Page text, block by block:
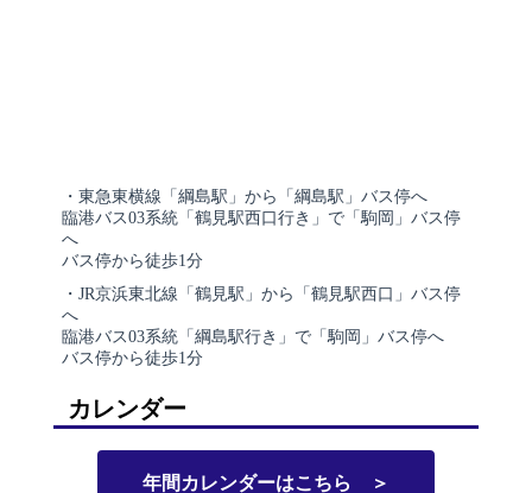
・東急東横線「綱島駅」から「綱島駅」バス停へ
臨港バス03系統「鶴見駅西口行き」で「駒岡」バス停
へ
バス停から徒歩1分
・JR京浜東北線「鶴見駅」から「鶴見駅西口」バス停
へ
臨港バス03系統「綱島駅行き」で「駒岡」バス停へ
バス停から徒歩1分
カレンダー
年間カレンダーはこちら ＞